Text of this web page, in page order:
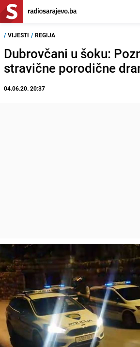
/ VIJESTI / REGIJA
Dubrovčani u šoku:
stravične porodične
04.06.20. 20:37